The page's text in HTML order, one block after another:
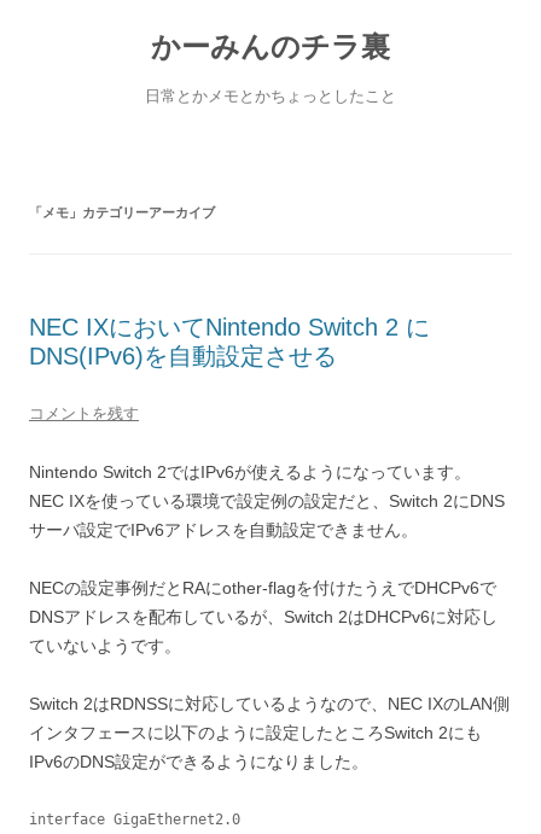
かーみんのチラ裏
日常とかメモとかちょっとしたこと
「 メモ 」カテゴリーアーカイブ
NEC IXにおいてNintendo Switch 2 に
DNS(IPv6)を自動設定させる
コメントを残す
Nintendo Switch 2ではIPv6が使えるようになっています。
NEC IXを使っている環境で設定例の設定だと、Switch 2にDNS
サーバ設定でIPv6アドレスを自動設定できません。
NECの設定事例だとRAにother-flagを付けたうえでDHCPv6で
DNSアドレスを配布しているが、Switch 2はDHCPv6に対応し
ていないようです。
Switch 2はRDNSSに対応しているようなので、NEC IXのLAN側
インタフェースに以下のように設定したところSwitch 2にも
IPv6のDNS設定ができるようになりました。
interface GigaEthernet2.0